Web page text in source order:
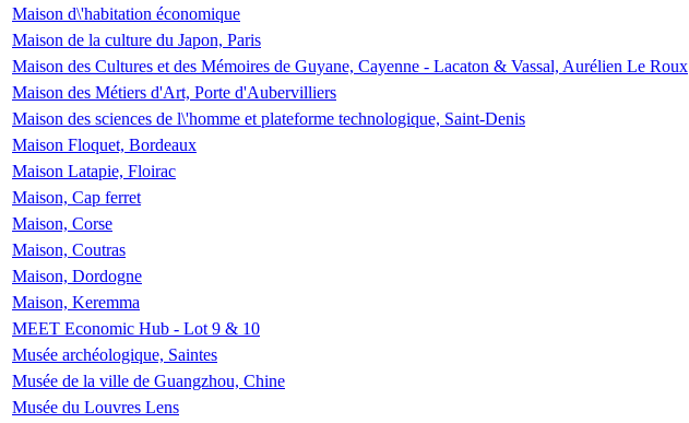
Maison d\'habitation économique
Maison de la culture du Japon, Paris
Maison des Cultures et des Mémoires de Guyane, Cayenne - Lacaton & Vassal, Aurélien Le Roux
Maison des Métiers d'Art, Porte d'Aubervilliers
Maison des sciences de l\'homme et plateforme technologique, Saint-Denis
Maison Floquet, Bordeaux
Maison Latapie, Floirac
Maison, Cap ferret
Maison, Corse
Maison, Coutras
Maison, Dordogne
Maison, Keremma
MEET Economic Hub - Lot 9 & 10
Musée archéologique, Saintes
Musée de la ville de Guangzhou, Chine
Musée du Louvres Lens